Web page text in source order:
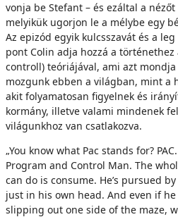
vonja be Stefant – és ezáltal a
melyikük ugorjon le a mélybe egy
Az epizód egyik kulcsszavát és a
pont Colin adja hozzá a történethez
controll) teóriájával, ami azt
mozgunk ebben a világban, mint a
akit folyamatosan figyelnek és
kormány, illetve valami mindenek
világunkhoz van csatlakozva.
„You know what Pac stands for?
Program and Control Man. The
can do is consume. He’s pursued
just in his own head. And even if
slipping out one side of the maze,